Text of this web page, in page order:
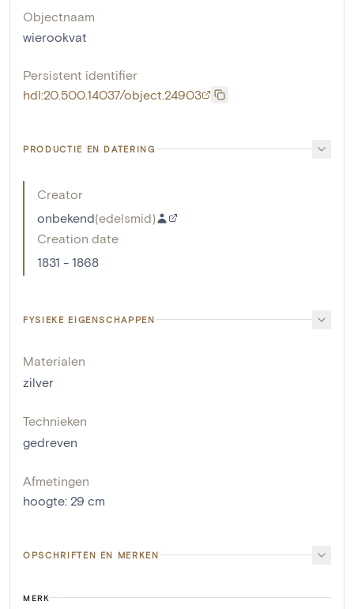
Objectnaam
wierookvat
Persistent identifier
hdl:20.500.14037/object.24903
PRODUCTIE EN DATERING
Creator
onbekend(edelsmid)
Creation date
1831 - 1868
FYSIEKE EIGENSCHAPPEN
Materialen
zilver
Technieken
gedreven
Afmetingen
hoogte: 29 cm
OPSCHRIFTEN EN MERKEN
MERK